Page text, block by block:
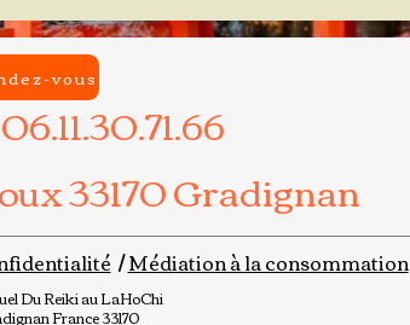
33170 Gradignan
vous
/Médiation à la consommation
Du Reiki au LaHoChi
France 33170